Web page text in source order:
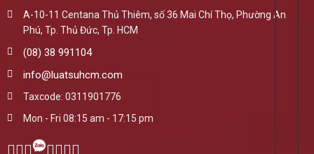
A-10-11 Centana Thủ Thiêm, số 36 Mai Chí Thọ, Phường An
Phú, Tp. Thủ Đức, Tp. HCM
(08) 38 991104
info@luatsuhcm.com
Taxcode: 0311901776
Mon - Fri 08:15 am - 17:15 pm